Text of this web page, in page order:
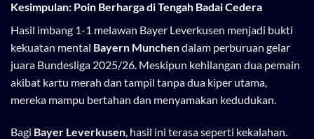
Kesimpulan: Poin Berharga di Tengah Badai Cedera
Hasil imbang 1-1 melawan Bayer Leverkusen menjadi bukti
kekuatan mental Bayern Munchendalam perburuan gelar
juara Bundesliga 2025/26. Meskipun kehilangan dua pemain
akibat kartu merah dan tampil tanpa dua kiper utama,
mereka mampu bertahan dan menyamakan kedudukan.
Bagi Bayer Leverkusen , hasil ini terasa seperti kekalahan.